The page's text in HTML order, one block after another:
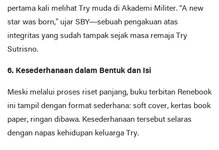
pertama kali melihat Try muda di Akademi Militer. “A new
star was born,” ujar SBY—sebuah pengakuan atas
integritas yang sudah tampak sejak masa remaja Try
Sutrisno.
6. Kesederhanaan dalam Bentuk dan Isi
Meski melalui proses riset panjang, buku terbitan Renebook
ini tampil dengan format sederhana: soft cover, kertas book
paper, ringan dibawa. Kesederhanaan tersebut selaras
dengan napas kehidupan keluarga Try.